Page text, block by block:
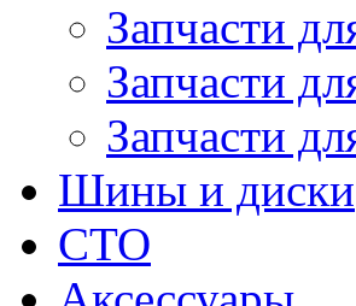
Запчасти
Запчасти
Запчасти
Шины и диски
СТО